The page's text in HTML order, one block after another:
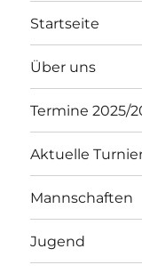
Startseite
Über uns
Termine 2025/
Aktuelle
Mannschaften
Jugend